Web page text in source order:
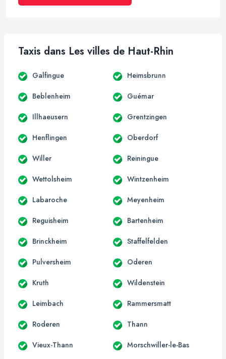
Taxis dans Les villes de Haut-Rhin
Galfingue Heimsbrunn
Beblenheim Guémar
Illhaeusern Grentzingen
Henflingen Oberdorf
Willer Reiningue
Wettolsheim Wintzenheim
Labaroche Meyenheim
Reguisheim Bartenheim
Brinckheim Staffelfelden
Pulversheim Oderen
Kruth Wildenstein
Leimbach Rammersmatt
Roderen Thann
Vieux-Thann Morschwiller-le-Bas